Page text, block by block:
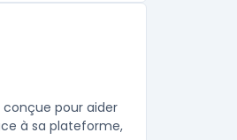
pour aider
à sa plateforme,